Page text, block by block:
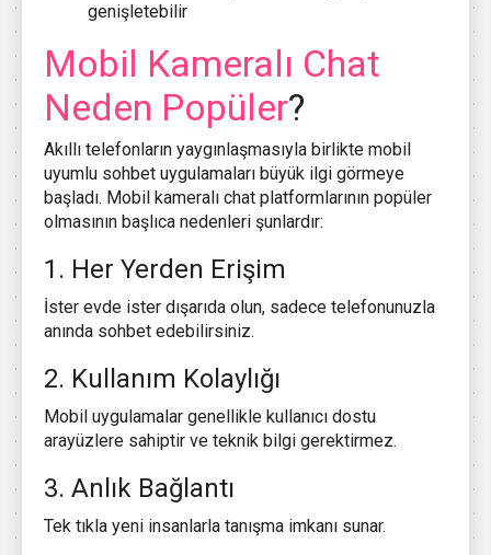
genişletebilir
Mobil Kameralı Chat
Neden Popüler?
Akıllı telefonların yaygınlaşmasıyla birlikte mobil
uyumlu sohbet uygulamaları büyük ilgi görmeye
başladı. Mobil kameralı chat platformlarının popüler
olmasının başlıca nedenleri şunlardır:
1. Her Yerden Erişim
İster evde ister dışarıda olun, sadece telefonunuzla
anında sohbet edebilirsiniz.
2. Kullanım Kolaylığı
Mobil uygulamalar genellikle kullanıcı dostu
arayüzlere sahiptir ve teknik bilgi gerektirmez.
3. Anlık Bağlantı
Tek tıkla yeni insanlarla tanışma imkanı sunar.